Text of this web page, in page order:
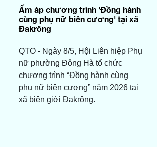
Ấm áp chương trình 'Đồng hành
cùng phụ nữ biên cương' tại xã
Đakrông
QTO - Ngày 8/5, Hội Liên hiệp Phụ
nữ phường Đông Hà tổ chức
chương trình “Đồng hành cùng
phụ nữ biên cương” năm 2026 tại
xã biên giới Đakrông.